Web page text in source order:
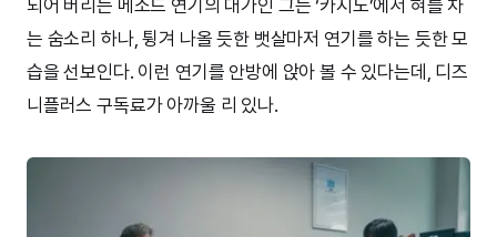
되어 버리는 메소드 연기의 대가인 그는 ‘카지노’에서 혀를 차
는 숨소리 하나, 튕겨 나올 듯한 뱃살마저 연기를 하는 듯한 모
습을 선보인다. 이런 연기를 안방에 앉아 볼 수 있다는데, 디즈
니플러스 구독료가 아까울 리 있나.